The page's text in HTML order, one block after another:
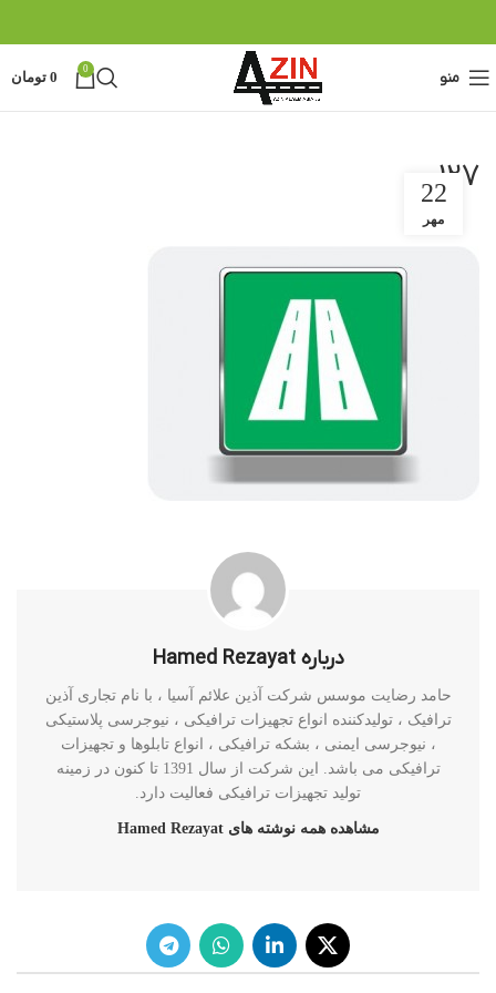
منو 0
0 تومان
127
22
مهر
درباره Hamed Rezayat
حامد رضایت موسس شرکت آذین علائم آسیا ، با نام تجاری آذین
ترافیک ، تولیدکننده انواع تجهیزات ترافیکی ، نیوجرسی پلاستیکی
، نیوجرسی ایمنی ، بشکه ترافیکی ، انواع تابلوها و تجهیزات
ترافیکی می باشد. این شرکت از سال 1391 تا کنون در زمینه
تولید تجهیزات ترافیکی فعالیت دارد.
مشاهده همه نوشته های Hamed Rezayat